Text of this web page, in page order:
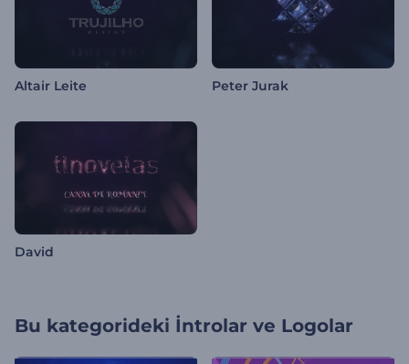
Altair Leite Peter Jurak
David
Bu kategorideki İntrolar ve Logolar